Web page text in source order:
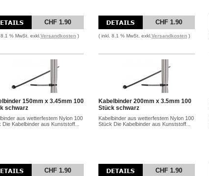
CHF 1.90
% MwSt. exkl. Versandkosten )
CHF 1.90
( inkl. 8.1 % MwSt. exkl. Versandkosten )
150mm x 3.45mm 100
schwarz
aus wetterfestem Nylon 100
Die Kabelbinder aus Kunststoff...
CHF 1.90
Kabelbinder 200mm x 3.5mm 100
Stück schwarz
Kabelbinder aus wetterfestem Nylon 100
Stück Die Kabelbinder aus Kunststoff...
CHF 1.90